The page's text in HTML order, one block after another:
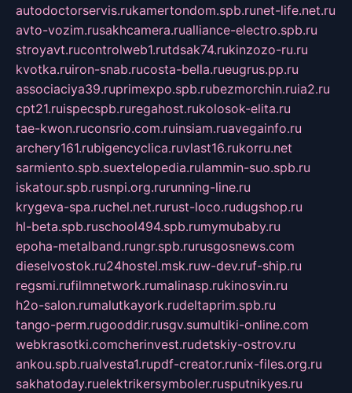
autodoctorservis.rukamertondom.spb.runet-life.net.ru
avto-vozim.rusakhcamera.rualliance-electro.spb.ru
stroyavt.rucontrolweb1.rutdsak74.rukinzozo-ru.ru
kvotka.ruiron-snab.rucosta-bella.rueugrus.pp.ru
associaciya39.ruprimexpo.spb.rubezmorchin.ruia2.ru
cpt21.ruispecspb.ruregahost.rukolosok-elita.ru
tae-kwon.ruconsrio.com.ruinsiam.ruavegainfo.ru
archery161.rubigencyclica.ruvlast16.rukorru.net
sarmiento.spb.suextelopedia.rulammin-suo.spb.ru
iskatour.spb.rusnpi.org.rurunning-line.ru
krygeva-spa.ruchel.net.rurust-loco.rudugshop.ru
hl-beta.spb.ruschool494.spb.rumymubaby.ru
epoha-metalband.rungr.spb.rurusgosnews.com
dieselvostok.ru24hostel.msk.ruw-dev.ruf-ship.ru
regsmi.rufilmnetwork.rumalinasp.rukinosvin.ru
h2o-salon.rumalutkayork.rudeltaprim.spb.ru
tango-perm.rugooddir.rusgv.sumultiki-online.com
webkrasotki.comcherinvest.rudetskiy-ostrov.ru
ankou.spb.rualvesta1.rupdf-creator.runix-files.org.ru
sakhatoday.ruelektrikersymboler.rusputnikyes.ru